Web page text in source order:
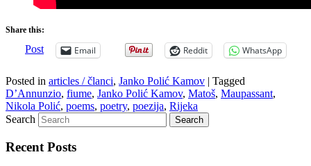
Share this:
Post Email Reddit WhatsApp
Posted in articles / članci, Janko Polić Kamov | Tagged
D’Annunzio, fiume, Janko Polić Kamov, Matoš, Maupassant,
Nikola Polić, poems, poetry, poezija, Rijeka
Search
Recent Posts